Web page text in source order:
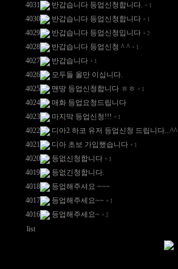
4031 반갑습니다 등업신청합니다. + 1
4030 반갑습니다 등업신청합니다 + 1
4029 반갑습니다 등업신청입니다 + 2
4028 반갑습니다 등업신청 ^ ^ + 1
4027 반갑습니다 + 1
4026
모두들 올만 이십니다.
4025
맨땅 등업신청합니다 ㅎㅎ + 1
4024
매화 등업요청드립니다
4023
마지막 등업신청!!! + 1
4022
디아2 하코 유저 등업신청 드립니다...^^
4021
디아 초보 가입했습니다 + 1
4020 등없신청합니다 + 1
4019
등없긴청합니다.
4018
등업해주셔요 ~~~
4017
등업해주세요~~ + 1
4016 등업해주세요~ + 2
list